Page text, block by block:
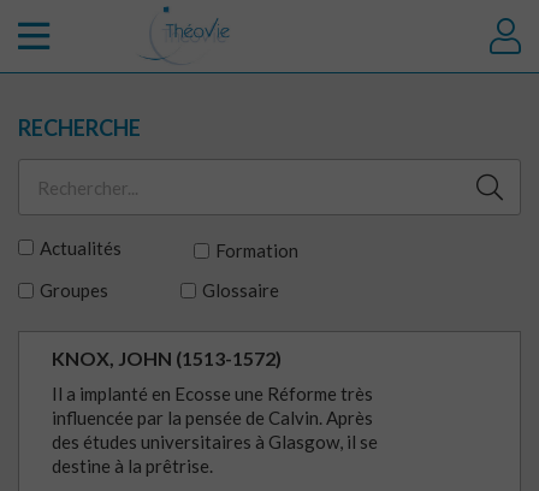
RECHERCHE
Actualités
Formation
Groupes
Glossaire
KNOX, JOHN (1513-1572)
Il a implanté en Ecosse une Réforme très
influencée par la pensée de Calvin. Après
des études universitaires à Glasgow, il se
destine à la prêtrise.